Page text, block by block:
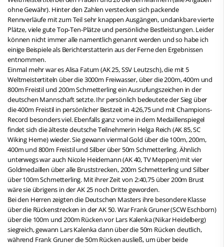
ohne Gewähr). Hinter den Zahlen verstecken sich packende
Rennverläufe mit zum Teil sehr knappen Ausgängen, undankbare vierte
Plätze, viele gute Top-Ten-Plätze und persönliche Bestleistungen. Leider
können nicht immer alle namentlich genannt werden und so habe ich
einige Beispiele als Berichterstatterin aus der Ferne den Ergebnissen
entnommen.
Einmal mehr war es Alisa Fatum (AK 25, SSV Leutzsch), die mit 5
Weltmeistertiteln über die 3000m Freiwasser, über die 200m, 400m und
800m Freistil und 200m Schmetterling ein Ausrufungszeichen in der
deutschen Mannschaft setzte. Ihr persönlich bedeutete der Sieg über
die 400m Freistil in persönlicher Bestzeit in 4:26,75 und mit Champions-
Record besonders viel. Ebenfalls ganz vorne in dem Medaillenspiegel
findet sich die älteste deutsche Teilnehmerin Helga Reich (AK 85, SC
Wiking Herne) wieder. Sie gewann viermal Gold über die 100m, 200m,
400m und 800m Freistil und Silber über 50m Schmetterling. Ähnlich
unterwegs war auch Nicole Heidemann (AK 40, TV Meppen) mit vier
Goldmedaillen über alle Bruststrecken, 200m Schmetterling und Silber
über 100m Schmetterling. Mit ihrer Zeit von 2:40,75 über 200m Brust
wäre sie übrigens in der AK 25 noch Dritte geworden.
Bei den Herren zeigten die Deutschen Masters ihre besondere Klasse
über die Rückenstrecken in der AK 50. War Frank Gruner (SCW Eschborn)
über die 100m und 200m Rücken vor Lars Kalenka (Nikar Heidelberg)
siegreich, gewann Lars Kalenka dann über die 50m Rücken deutlich,
während Frank Gruner die 50m Rücken ausließ, um über beide